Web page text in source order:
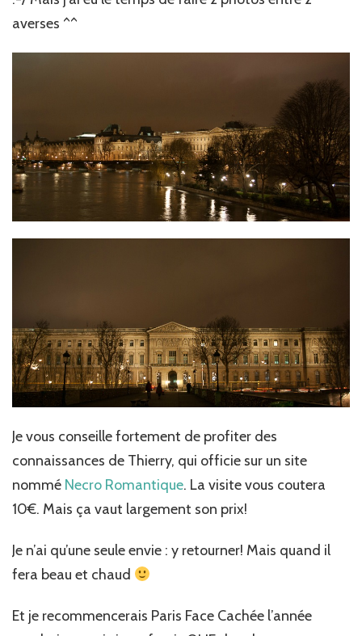
averses ^^
Je vous conseille fortement de profiter des
connaissances de Thierry, qui officie sur un site
nommé Necro Romantique. La visite vous coutera
10€. Mais ça vaut largement son prix!
Je n’ai qu’une seule envie : y retourner! Mais quand il
fera beau et chaud
Et je recommencerais Paris Face Cachée l’année